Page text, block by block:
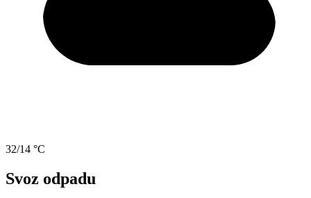
32/14 °C
Svoz odpadu